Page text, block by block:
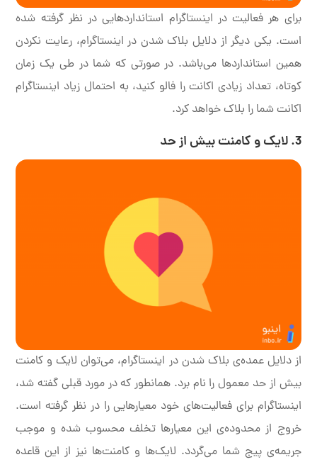
برای هر فعالیت در اینستاگرام استانداردهایی در نظر گرفته شده
است. یکی دیگر از دلایل بلاک شدن در اینستاگرام، رعایت نکردن
همین استانداردها می‌باشد. در صورتی که شما در طی یک زمان
کوتاه، تعداد زیادی اکانت را فالو کنید، به احتمال زیاد اینستاگرام
اکانت شما را بلاک خواهد کرد.
3. لایک و کامنت بیش از حد
از دلایل عمده‌ی بلاک شدن در اینستاگرام، می‌توان لایک و کامنت
بیش از حد معمول را نام برد. همانطور که در مورد قبلی گفته شد،
اینستاگرام برای فعالیت‌های خود معیارهایی را در نظر گرفته است.
خروج از محدوده‌ی این معیارها تخلف محسوب شده و موجب
جریمه‌ی پیج شما می‌گردد. لایک‌ها و کامنت‌ها نیز از این قاعده